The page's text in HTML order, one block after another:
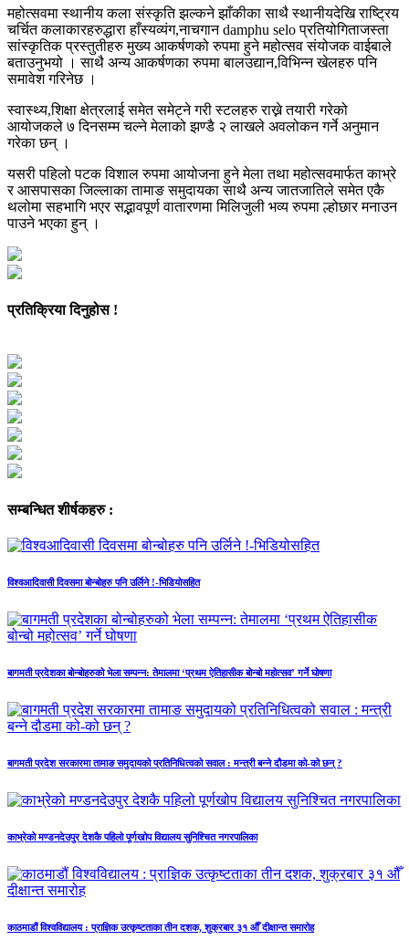
महोत्सवमा स्थानीय कला संस्कृति झल्कने झाँकीका साथै स्थानीयदेखि राष्ट्रिय
चर्चित कलाकारहरुद्धारा हाँस्यव्यंग,नाचगान damphu selo प्रतियोगिताजस्ता
सांस्कृतिक प्रस्तुतीहरु मुख्य आकर्षणको रुपमा हुने महोत्सव संयोजक वाईबाले
बताउनुभयो । साथै अन्य आकर्षणका रुपमा बालउद्यान,विभिन्न खेलहरु पनि
समावेश गरिनेछ ।
स्वास्थ्य,शिक्षा क्षेत्रलाई समेत समेट्ने गरी स्टलहरु राख्ने तयारी गरेको
आयोजकले ७ दिनसम्म चल्ने मेलाको झण्डै २ लाखले अवलोकन गर्ने अनुमान
गरेका छन् ।
यसरी पहिलो पटक विशाल रुपमा आयोजना हुने मेला तथा महोत्सवमार्फत काभ्रे
र आसपासका जिल्लाका तामाङ समुदायका साथै अन्य जातजातिले समेत एकै
थलोमा सहभागि भएर सद्भावपूर्ण वातारणमा मिलिजुली भव्य रुपमा ल्होछार मनाउन
पाउने भएका हुन् ।
प्रतिक्रिया दिनुहोस !
सम्बन्धित शीर्षकहरु :
विश्वआदिवासी दिवसमा बोन्बोहरु पनि उर्लिने !-भिडियोसहित
बागमती प्रदेशका बोन्बोहरुको भेला सम्पन्न: तेमालमा ‘प्रथम ऐतिहासीक बोन्बो महोत्सव’ गर्ने घोषणा
बागमती प्रदेश सरकारमा तामाङ समुदायको प्रतिनिधित्वको सवाल : मन्त्री बन्ने दौडमा को‐को छन् ?
काभ्रेको मण्डनदेउपुर देशकै पहिलो पूर्णखोप विद्यालय सुनिश्चित नगरपालिका
काठमाडौं विश्वविद्यालय : प्राज्ञिक उत्कृष्टताका तीन दशक, शुक्रबार ३१ औँ दीक्षान्त समारोह